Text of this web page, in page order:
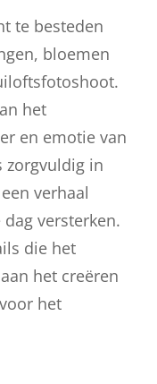
te besteden
bloemen
het
en emotie van
zorgvuldig in
verhaal
versterken.
die het
het creëren
het